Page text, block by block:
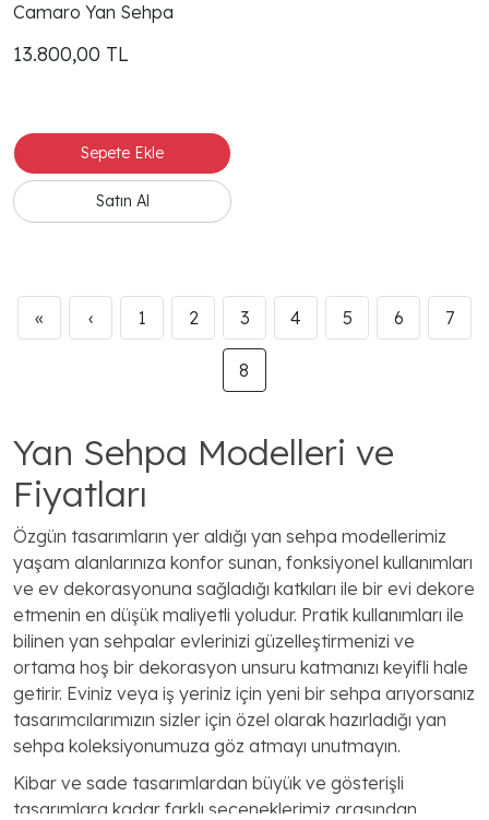
Camaro Yan Sehpa
13.800,00 TL
« ‹ 1 2 3 4 5 6 7
8
Yan Sehpa Modelleri ve
Fiyatları
Özgün tasarımların yer aldığı yan sehpa modellerimiz
yaşam alanlarınıza konfor sunan, fonksiyonel kullanımları
ve ev dekorasyonuna sağladığı katkıları ile bir evi dekore
etmenin en düşük maliyetli yoludur. Pratik kullanımları ile
bilinen yan sehpalar evlerinizi güzelleştirmenizi ve
ortama hoş bir dekorasyon unsuru katmanızı keyifli hale
getirir. Eviniz veya iş yeriniz için yeni bir sehpa arıyorsanız
tasarımcılarımızın sizler için özel olarak hazırladığı yan
sehpa koleksiyonumuza göz atmayı unutmayın.
Kibar ve sade tasarımlardan büyük ve gösterişli
tasarımlara kadar farklı seçeneklerimiz arasından